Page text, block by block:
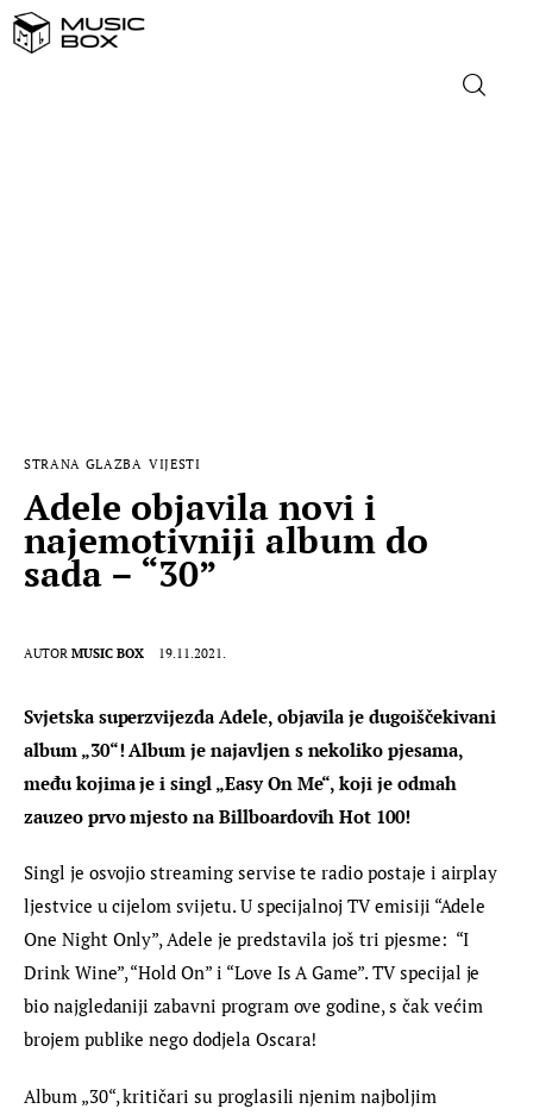
STRANA GLAZBA VIJESTI
Adele objavila novi i
najemotivniji album do
sada – “30”
AUTOR MUSIC BOX 19.11.2021.
Svjetska superzvijezda Adele, objavila je dugoiščekivani
album „30“! Album je najavljen s nekoliko pjesama,
među kojima je i singl „Easy On Me“, koji je odmah
zauzeo prvo mjesto na Billboardovih Hot 100!
Singl je osvojio streaming servise te radio postaje i airplay
ljestvice u cijelom svijetu. U specijalnoj TV emisiji “Adele
One Night Only”, Adele je predstavila još tri pjesme:  “I
Drink Wine”, “Hold On” i “Love Is A Game”. TV specijal je
bio najgledaniji zabavni program ove godine, s čak većim
brojem publike nego dodjela Oscara!
Album „30“, kritičari su proglasili njenim najboljim